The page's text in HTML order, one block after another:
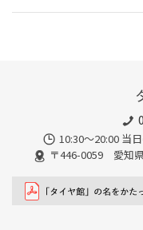
10:30〜20:00 当
〒446-0059 愛知